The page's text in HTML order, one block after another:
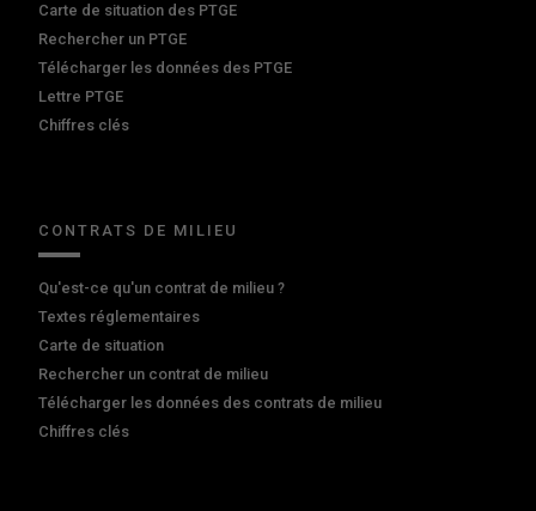
Carte de situation des PTGE
Rechercher un PTGE
Télécharger les données des PTGE
Lettre PTGE
Chiffres clés
CONTRATS DE MILIEU
Qu'est-ce qu'un contrat de milieu ?
Textes réglementaires
Carte de situation
Rechercher un contrat de milieu
Télécharger les données des contrats de milieu
Chiffres clés